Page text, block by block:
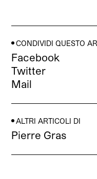
CONDIVIDI QUESTO
Facebook
Twitter
Mail
ALTRI ARTICOLI DI
Pierre Gras